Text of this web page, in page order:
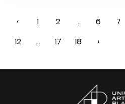
‹ 1 2 ... 6 7
12
... 17 18 ›